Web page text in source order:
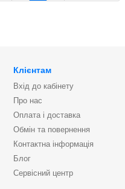
Клієнтам
Вхід до кабінету
Про нас
Оплата і доставка
Обмін та повернення
Контактна інформація
Блог
Сервісний центр